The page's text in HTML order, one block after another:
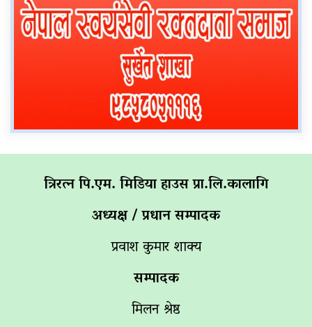
त्रिरत्न पि.एम. मिडिया हाउस प्रा.लि.कालागि
अध्यक्ष / प्रधान सम्पादक
प्रवाश कुमार शाक्य
सम्पादक
मिलन श्रेष्ठ